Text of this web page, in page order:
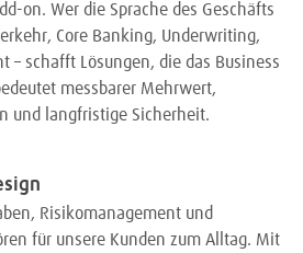
on. Wer die Sprache des Geschäfts
Core Banking, Underwriting,
– schafft Lösungen, die das Business
messbarer Mehrwert,
und langfristige Sicherheit.
Risikomanagement und
für unsere Kunden zum Alltag. Mit